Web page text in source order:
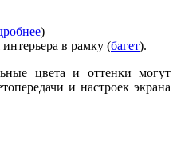
)
в рамку (багет).
цвета и оттенки могут
и настроек экрана